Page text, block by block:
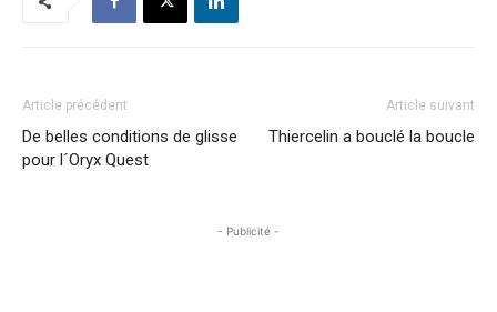
Article précédent
De belles conditions de glisse
pour l´Oryx Quest
Article suivant
Thiercelin a bouclé la boucle
- Publicité -